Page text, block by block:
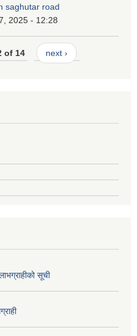
saghutar road
2025 - 12:28
of 14 next ›
सूची